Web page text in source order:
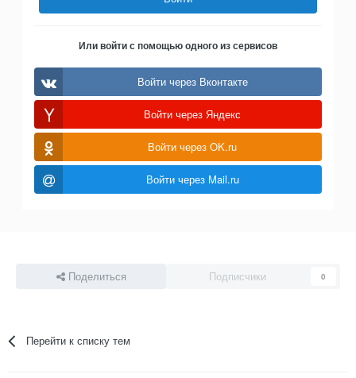
Или войти с помощью одного из сервисов
Войти через Вконтакте
Войти через Яндекс
Войти через OK.ru
Войти через Mail.ru
Поделиться Подписчики 0
Перейти к списку тем